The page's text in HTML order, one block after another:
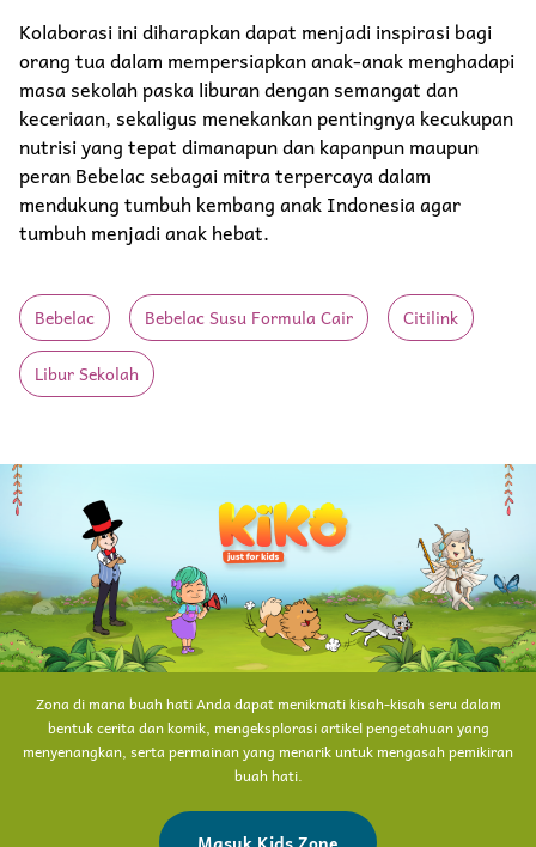
Kolaborasi ini diharapkan dapat menjadi inspirasi bagi
orang tua dalam mempersiapkan anak-anak menghadapi
masa sekolah paska liburan dengan semangat dan
keceriaan, sekaligus menekankan pentingnya kecukupan
nutrisi yang tepat dimanapun dan kapanpun maupun
peran Bebelac sebagai mitra terpercaya dalam
mendukung tumbuh kembang anak Indonesia agar
tumbuh menjadi anak hebat.
Bebelac Bebelac Susu Formula Cair Citilink
Libur Sekolah
Zona di mana buah hati Anda dapat menikmati kisah-kisah seru dalam
bentuk cerita dan komik, mengeksplorasi artikel pengetahuan yang
menyenangkan, serta permainan yang menarik untuk mengasah pemikiran
buah hati.